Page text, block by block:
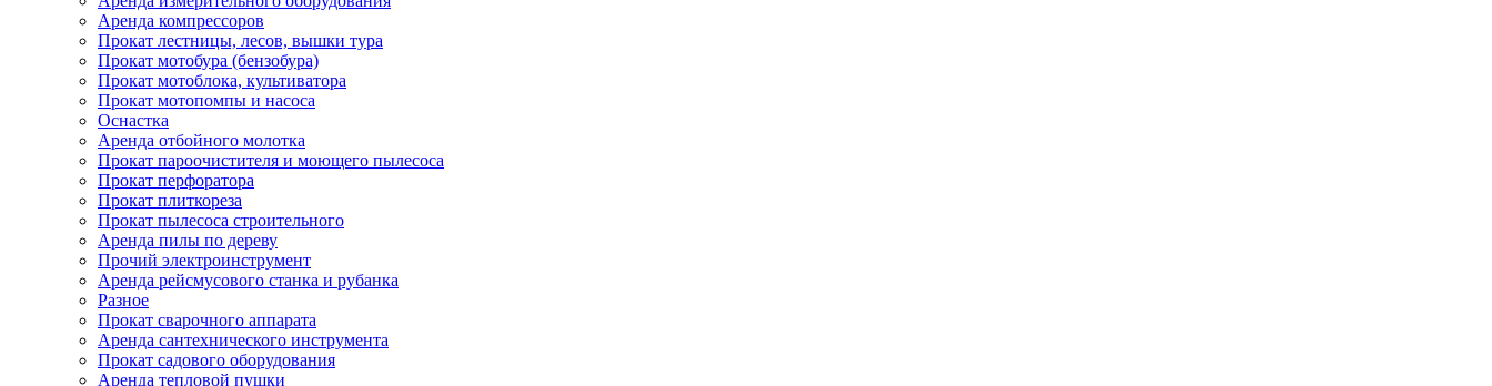
Аренда компрессоров
Прокат лестницы, лесов, вышки тура
Прокат мотобура (бензобура)
Прокат мотоблока, культиватора
Прокат мотопомпы и насоса
Оснастка
Аренда отбойного молотка
Прокат пароочистителя и моющего пылесоса
Прокат перфоратора
Прокат плиткореза
Прокат пылесоса строительного
Аренда пилы по дереву
Прочий электроинструмент
Аренда рейсмусового станка и рубанка
Разное
Прокат сварочного аппарата
Аренда сантехнического инструмента
Прокат садового оборудования
Аренда тепловой пушки